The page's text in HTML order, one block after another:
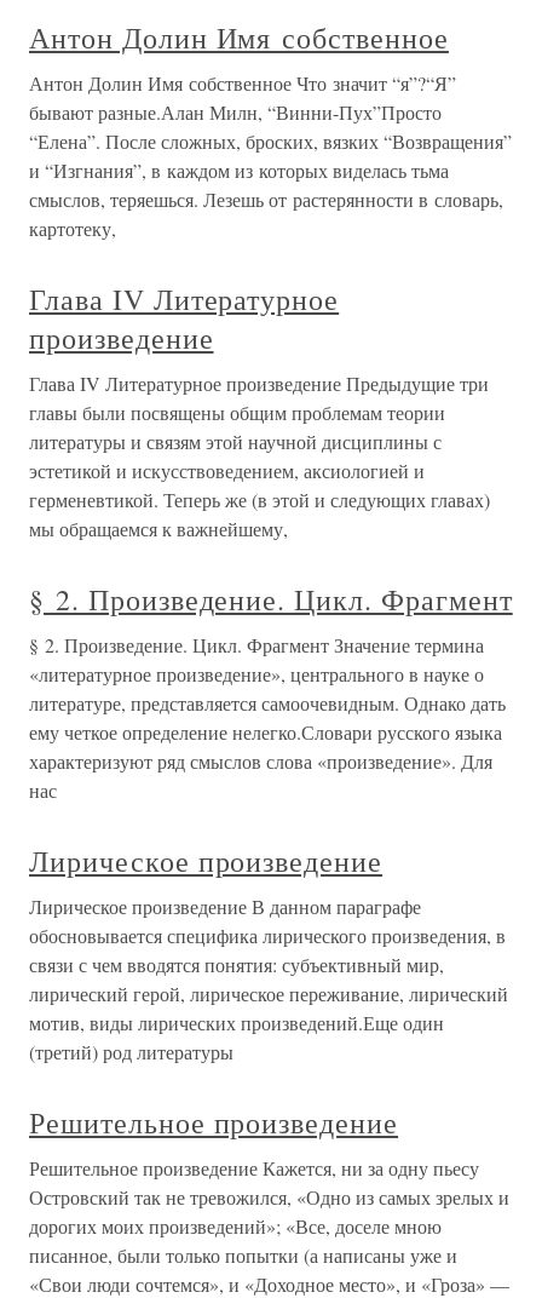
Антон Долин Имя собственное
Антон Долин Имя собственное Что значит “я”?“Я”
бывают разные.Алан Милн, “Винни-Пух”Просто
“Елена”. После сложных, броских, вязких “Возвращения”
и “Изгнания”, в каждом из которых виделась тьма
смыслов, теряешься. Лезешь от растерянности в словарь,
картотеку,
Глава IV Литературное
произведение
Глава IV Литературное произведение Предыдущие три
главы были посвящены общим проблемам теории
литературы и связям этой научной дисциплины с
эстетикой и искусствоведением, аксиологией и
герменевтикой. Теперь же (в этой и следующих главах)
мы обращаемся к важнейшему,
§ 2. Произведение. Цикл. Фрагмент
§ 2. Произведение. Цикл. Фрагмент Значение термина
«литературное произведение», центрального в науке о
литературе, представляется самоочевидным. Однако дать
ему четкое определение нелегко.Словари русского языка
характеризуют ряд смыслов слова «произведение». Для
нас
Лирическое произведение
Лирическое произведение В данном параграфе
обосновывается специфика лирического произведения, в
связи с чем вводятся понятия: субъективный мир,
лирический герой, лирическое переживание, лирический
мотив, виды лирических произведений.Еще один
(третий) род литературы
Решительное произведение
Решительное произведение Кажется, ни за одну пьесу
Островский так не тревожился, «Одно из самых зрелых и
дорогих моих произведений»; «Все, доселе мною
писанное, были только попытки (а написаны уже и
«Свои люди сочтемся», и «Доходное место», и «Гроза» —